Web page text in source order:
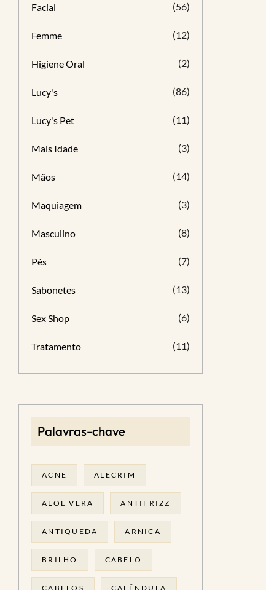
Facial (56)
Femme (12)
Higiene Oral (2)
Lucy's (86)
Lucy's Pet (11)
Mais Idade (3)
Mãos (14)
Maquiagem (3)
Masculino (8)
Pés (7)
Sabonetes (13)
Sex Shop (6)
Tratamento (11)
Palavras-chave
ACNE ALECRIM
ALOE VERA ANTIFRIZZ
ANTIQUEDA ARNICA
BRILHO CABELO
CABELOS CALÊNDULA